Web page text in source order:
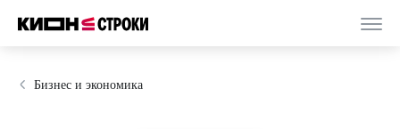
Бизнес и экономика